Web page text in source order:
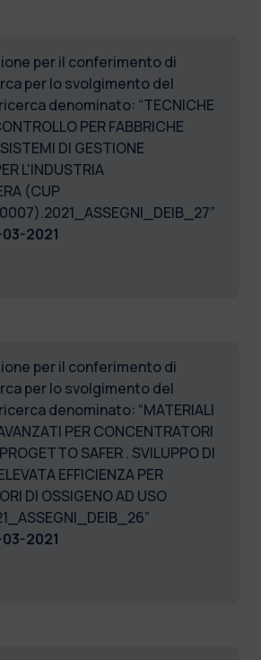
per il conferimento di
per lo svolgimento del
denominato: “TECNICHE
PER FABBRICHE
DI GESTIONE
L'INDUSTRIA
(CUP
03-2021
per il conferimento di
per lo svolgimento del
denominato: “MATERIALI
PER CONCENTRATORI
SAFER . SVILUPPO DI
EFFICIENZA PER
DI OSSIGENO AD USO
03-2021